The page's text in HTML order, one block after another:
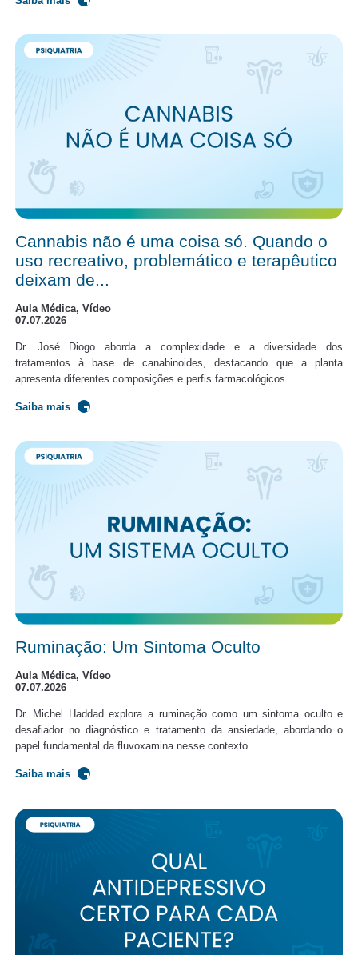
Cannabis não é uma coisa só. Quando o
uso recreativo, problemático e terapêutico
deixam de...
Aula Médica, Vídeo
07.07.2026
Dr. José Diogo aborda a complexidade e a diversidade dos
tratamentos à base de canabinoides, destacando que a planta
apresenta diferentes composições e perfis farmacológicos
Saiba mais
Ruminação: Um Sintoma Oculto
Aula Médica, Vídeo
07.07.2026
Dr. Michel Haddad explora a ruminação como um sintoma oculto e
desafiador no diagnóstico e tratamento da ansiedade, abordando o
papel fundamental da fluvoxamina nesse contexto.
Saiba mais